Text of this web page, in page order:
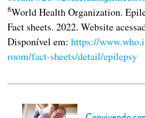
8World Health Organization.
Fact sheets. 2022. Website
Disponível em: https://
room/fact-sheets/detail/epilepsy